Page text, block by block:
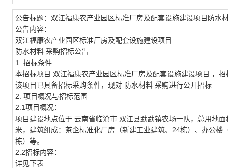
公告标题： 双江福康农产业园区标准厂房及配套设施建设项目防水
公告内容：
双江福康农产业园区标准厂房及配套设施建设项目
防水材料 采购招标公告
1. 招标条件
本招标项目 双江福康农产业园区标准厂房及配套设施建设项目 ，
该项目已具备招标采购条件，现对 防水材料 采购进行公开招标
2. 项目概况与招标范围
2.1项目概况：
项目建设地点位于 云南省临沧市 双江县勐勐镇农场一队，总用地
米，建筑组成：茶企标准化厂房（新建工业建筑、24栋）、办公
栋）等。
2.2招标内容：
详见下表